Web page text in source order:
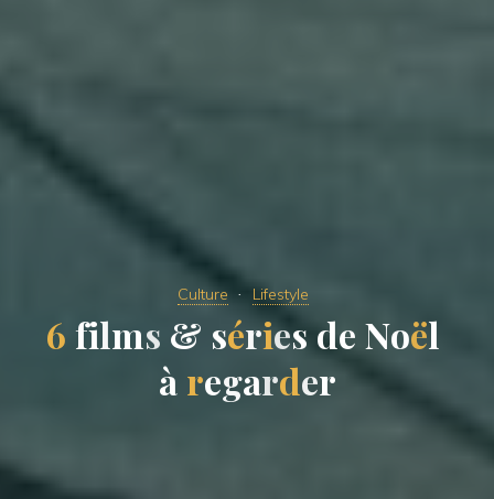
Culture Lifestyle
6 films & séries de Noël
à regarder